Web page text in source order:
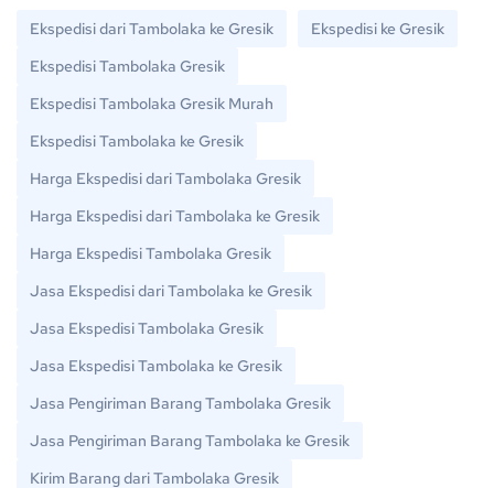
Ekspedisi dari Tambolaka ke Gresik
Ekspedisi ke Gresik
Ekspedisi Tambolaka Gresik
Ekspedisi Tambolaka Gresik Murah
Ekspedisi Tambolaka ke Gresik
Harga Ekspedisi dari Tambolaka Gresik
Harga Ekspedisi dari Tambolaka ke Gresik
Harga Ekspedisi Tambolaka Gresik
Jasa Ekspedisi dari Tambolaka ke Gresik
Jasa Ekspedisi Tambolaka Gresik
Jasa Ekspedisi Tambolaka ke Gresik
Jasa Pengiriman Barang Tambolaka Gresik
Jasa Pengiriman Barang Tambolaka ke Gresik
Kirim Barang dari Tambolaka Gresik